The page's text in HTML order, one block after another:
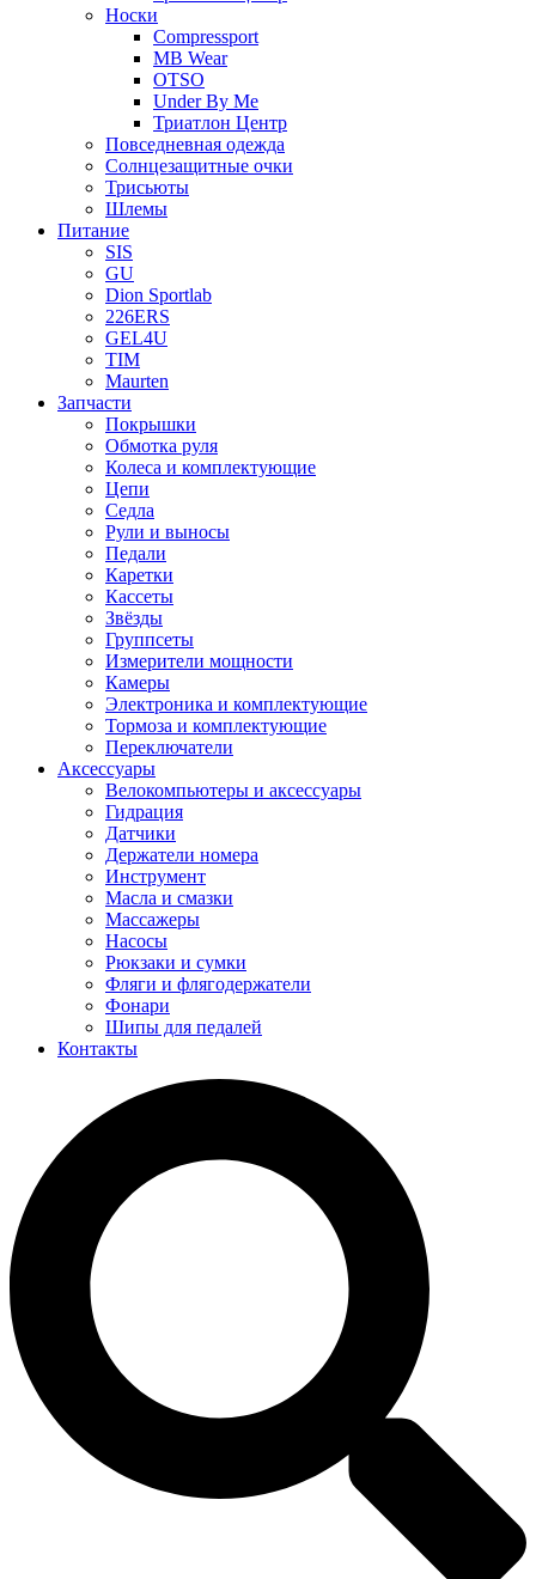
Носки
Compressport
MB Wear
OTSO
Under By Me
Триатлон Центр
Повседневная одежда
Солнцезащитные очки
Трисьюты
Шлемы
Питание
SIS
GU
Dion Sportlab
226ERS
GEL4U
TIM
Maurten
Запчасти
Покрышки
Обмотка руля
Колеса и комплектующие
Цепи
Седла
Рули и выносы
Педали
Каретки
Кассеты
Звёзды
Группсеты
Измерители мощности
Камеры
Электроника и комплектующие
Тормоза и комплектующие
Переключатели
Аксессуары
Велокомпьютеры и аксессуары
Гидрация
Датчики
Держатели номера
Инструмент
Масла и смазки
Массажеры
Насосы
Рюкзаки и сумки
Фляги и флягодержатели
Фонари
Шипы для педалей
Контакты